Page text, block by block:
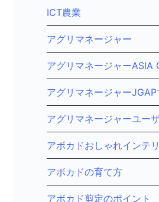
ICT農業
アグリマネージャー
アグリマネージャーASIA
アグリマネージャーJGAP
アグリマネージャーユー
アボカドおしゃれインテ
アボカドの育て方
アボカド剪定のポイント